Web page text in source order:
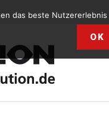
das beste
OK